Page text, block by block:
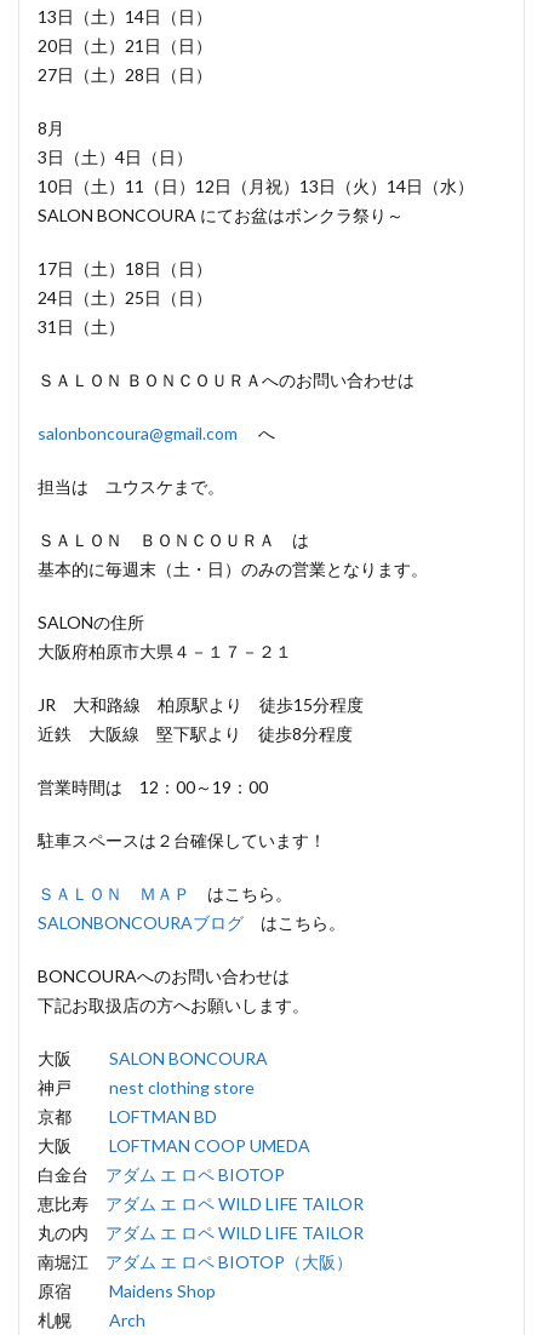
13日（土）14日（日）
20日（土）21日（日）
27日（土）28日（日）
8月
3日（土）4日（日）
10日（土）11（日）12日（月祝）13日（火）14日（水）
SALON BONCOURA にてお盆はボンクラ祭り～
17日（土）18日（日）
24日（土）25日（日）
31日（土）
ＳＡＬＯＮ ＢＯＮＣＯＵＲＡへのお問い合わせは
salonboncoura@gmail.com へ
担当は ユウスケまで。
ＳＡＬＯＮ ＢＯＮＣＯＵＲＡ は
基本的に毎週末（土・日）のみの営業となります。
SALONの住所
大阪府柏原市大県４－１７－２１
JR 大和路線 柏原駅より 徒歩15分程度
近鉄 大阪線 堅下駅より 徒歩8分程度
営業時間は 12：00～19：00
駐車スペースは２台確保しています！
ＳＡＬＯＮ ＭＡＰ
はこちら。
SALONBONCOURAブログ はこちら。
BONCOURAへのお問い合わせは
下記お取扱店の方へお願いします。
大阪 SALON BONCOURA
神戸 nest clothing store
京都 LOFTMAN BD
大阪 LOFTMAN COOP UMEDA
白金台 アダム エ ロペ BIOTOP
恵比寿 アダム エ ロペ WILD LIFE TAILOR
丸の内 アダム エ ロペ WILD LIFE TAILOR
南堀江 アダム エ ロペ BIOTOP（大阪）
原宿 Maidens Shop
札幌 Arch